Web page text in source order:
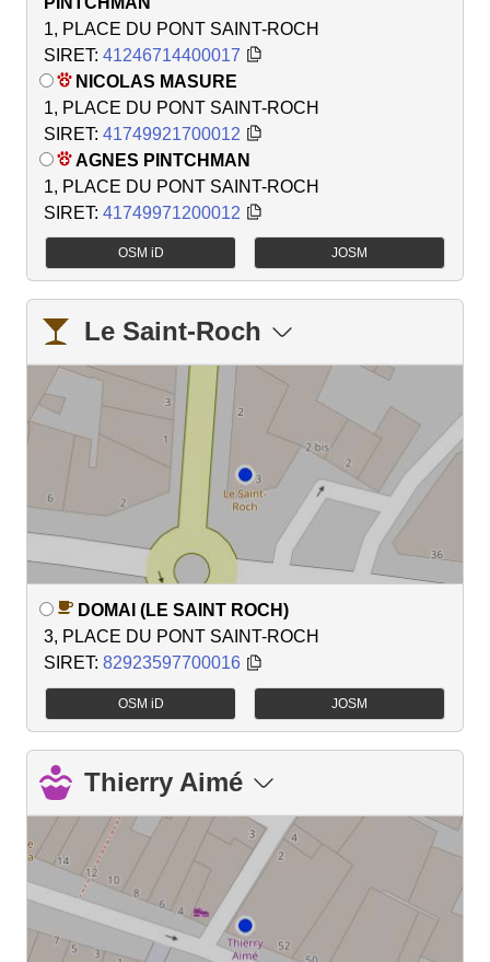
1, PLACE DU PONT SAINT-ROCH
SIRET: 41246714400017
NICOLAS MASURE
1, PLACE DU PONT SAINT-ROCH
SIRET: 41749921700012
AGNES PINTCHMAN
1, PLACE DU PONT SAINT-ROCH
SIRET: 41749971200012
OSM iD JOSM
Le Saint-Roch
DOMAI (LE SAINT ROCH)
3, PLACE DU PONT SAINT-ROCH
SIRET: 82923597700016
OSM iD JOSM
Thierry Aimé